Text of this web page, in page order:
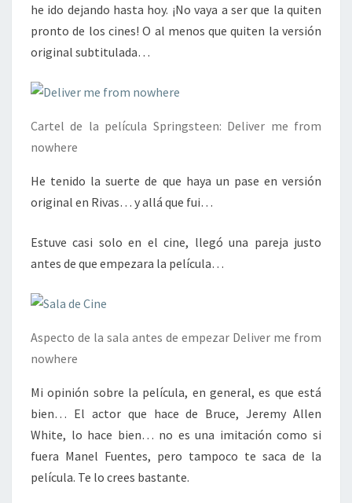
he ido dejando hasta hoy. ¡No vaya a ser que la quiten
pronto de los cines! O al menos que quiten la versión
original subtitulada…
Cartel de la película Springsteen: Deliver me from
nowhere
He tenido la suerte de que haya un pase en versión
original en Rivas… y allá que fui…
Estuve casi solo en el cine, llegó una pareja justo
antes de que empezara la película…
Aspecto de la sala antes de empezar Deliver me from
nowhere
Mi opinión sobre la película, en general, es que está
bien… El actor que hace de Bruce, Jeremy Allen
White, lo hace bien… no es una imitación como si
fuera Manel Fuentes, pero tampoco te saca de la
película. Te lo crees bastante.